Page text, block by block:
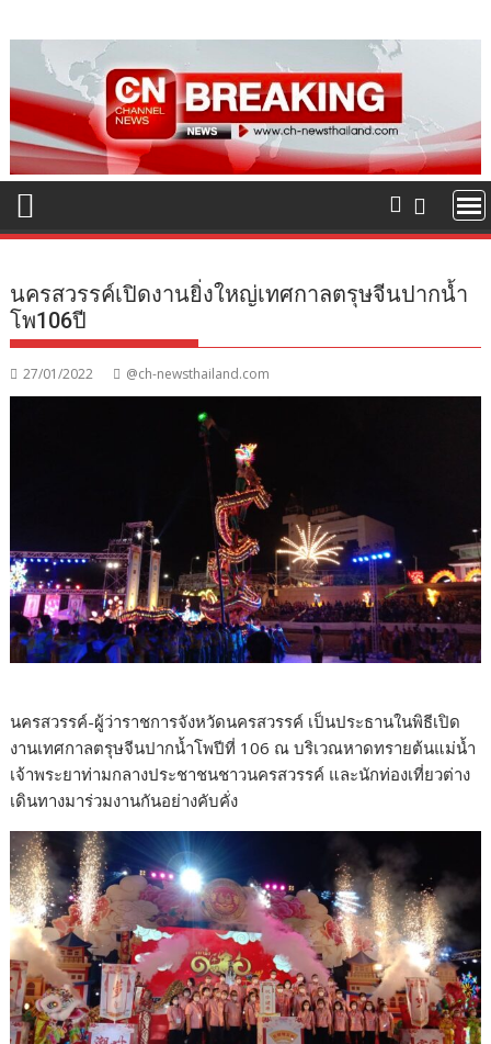
to
content
นครสวรรค์เปิดงานยิ่งใหญ่เทศกาลตรุษจีนปากน้ำ
โพ106ปี
27/01/2022 @ch-newsthailand.com
นครสวรรค์-ผู้ว่าราชการจังหวัดนครสวรรค์ เป็นประธานในพิธีเปิด
งานเทศกาลตรุษจีนปากน้ำโพปีที่ 106 ณ บริเวณหาดทรายต้นแม่น้ำ
เจ้าพระยาท่ามกลางประชาชนชาวนครสวรรค์ และนักท่องเที่ยวต่าง
เดินทางมาร่วมงานกันอย่างคับคั่ง